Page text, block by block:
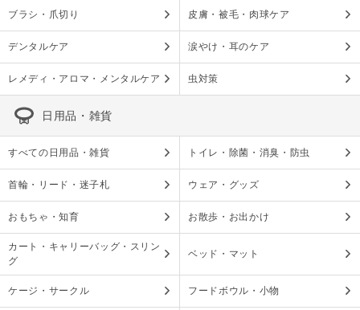
ブラシ・爪切り 皮膚・被毛・肉球ケア
デンタルケア 涙やけ・耳のケア
レメディ・アロマ・メンタルケア 虫対策
日用品・雑貨
すべての日用品・雑貨 トイレ・除菌・消臭・防虫
首輪・リード・迷子札 ウェア・グッズ
おもちゃ・知育 お散歩・お出かけ
カート・キャリーバッグ・スリン
グ
ベッド・マット
ケージ・サークル フードボウル・小物